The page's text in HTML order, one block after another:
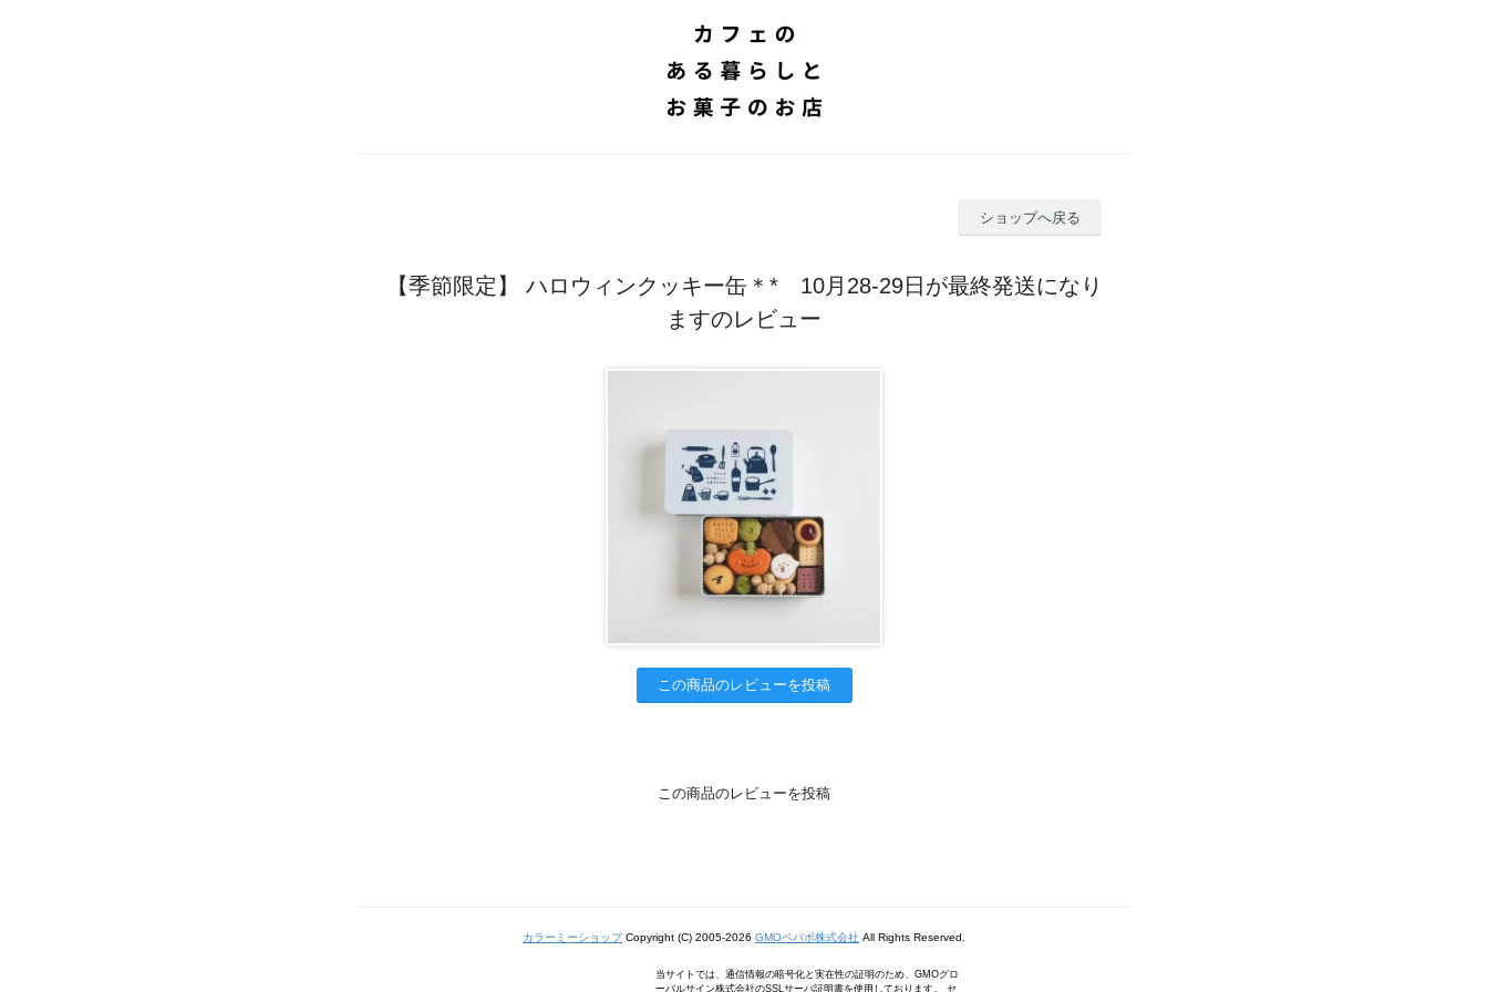
ショップへ戻る
【季節限定】 ハロウィンクッキー缶＊* 10月28-29日が最終発送になり
ますのレビュー
この商品のレビューを投稿
この商品のレビューを投稿
カラーミーショップCopyright (C) 2005-2026 GMOペパボ株式会社 All Rights Reserved.
当サイトでは、通信情報の暗号化と実在性の証明のため、GMOグロ
ーバルサイン株式会社のSSLサーバ証明書を使用しております。 セ